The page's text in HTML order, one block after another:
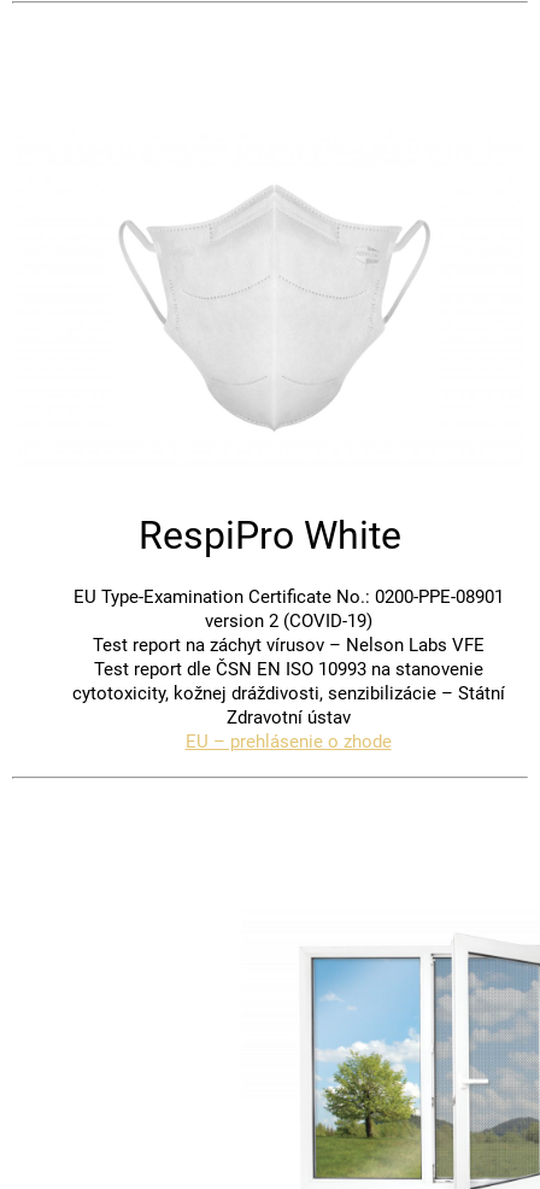
RespiPro White
EU Type-Examination Certificate No.: 0200-PPE-08901
version 2 (COVID-19)
Test report na záchyt vírusov – Nelson Labs VFE
Test report dle ČSN EN ISO 10993 na stanovenie
cytotoxicity, kožnej dráždivosti, senzibilizácie – Státní
Zdravotní ústav
EU – prehlásenie o zhode